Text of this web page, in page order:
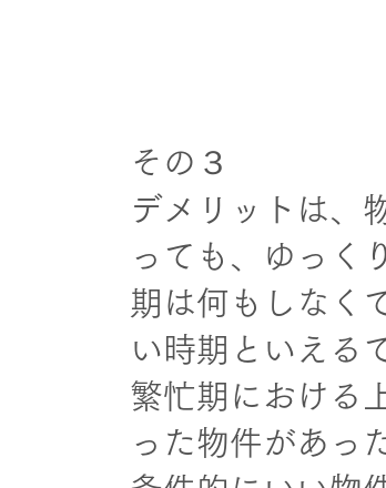
その３
デメリットは、
っても、ゆっく
期は何もしなく
い時期といえる
繁忙期における
った物件があっ